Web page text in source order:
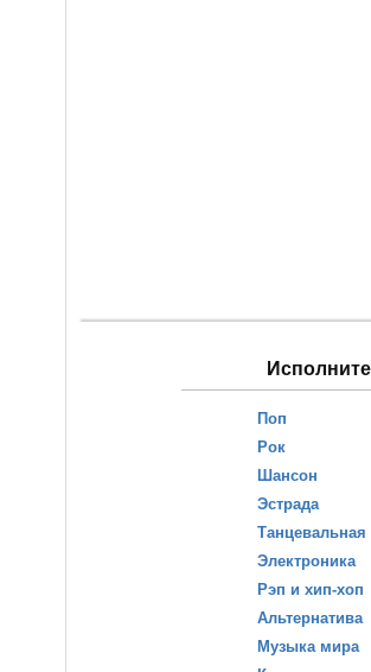
Поп
Рок
Шансон
Эстрада
Танцевальная
Электроника
Рэп и хип-хоп
Альтернатива
Музыка мира